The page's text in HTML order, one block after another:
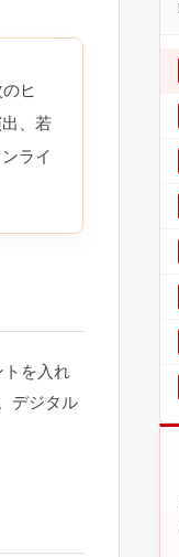
ヒ
、若
ライ
トを入れ
デジタル